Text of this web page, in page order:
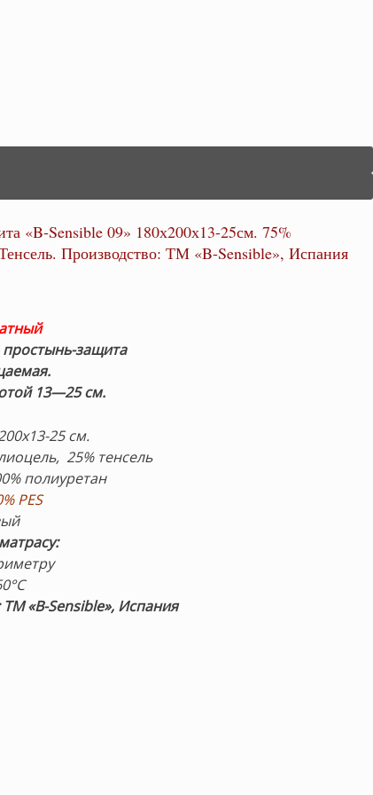
«B-Sensible 09» 180х200х13-25см. 75%
Производство: ТМ «B-Sensible», Испания
простынь-защита
13—25 см.
25 см.
25% тенсель
полиуретан
PES
«B-Sensible», Испания